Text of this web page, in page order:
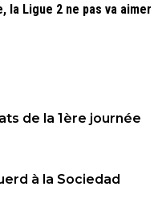
la Ligue 2 ne pas va aimer
de la 1ère journée
à la Sociedad